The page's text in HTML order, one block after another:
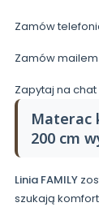
Zamów
Zamów
Zapytaj na
Materac
200 cm
Linia FAMILY
szukają